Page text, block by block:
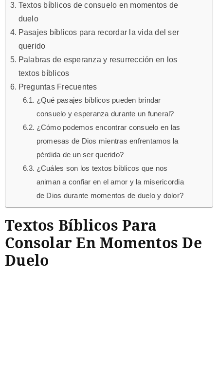
Textos bíblicos de consuelo en momentos de
duelo
Pasajes bíblicos para recordar la vida del ser
querido
Palabras de esperanza y resurrección en los
textos bíblicos
Preguntas Frecuentes
¿Qué pasajes bíblicos pueden brindar
consuelo y esperanza durante un funeral?
¿Cómo podemos encontrar consuelo en las
promesas de Dios mientras enfrentamos la
pérdida de un ser querido?
¿Cuáles son los textos bíblicos que nos
animan a confiar en el amor y la misericordia
de Dios durante momentos de duelo y dolor?
Textos Bíblicos Para
Consolar En Momentos De
Duelo